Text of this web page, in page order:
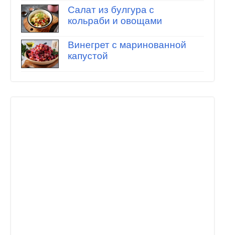
Салат из булгура с
кольраби и овощами
Винегрет с маринованной
капустой